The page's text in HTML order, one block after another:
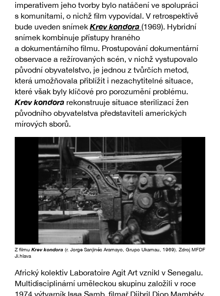
imperativem jeho tvorby bylo natáčení ve spolupráci
s komunitami, o nichž film vypovídal. V retrospektivě
bude uveden snímek Krev kondora (1969). Hybridní
snímek kombinuje přístupy hraného
a dokumentárního filmu. Prostupování dokumentární
observace a režírovaných scén, v nichž vystupovalo
původní obyvatelstvo, je jednou z tvůrčích metod,
která umožňovala přiblížit i nezachytitelné situace,
které však byly klíčové pro porozumění problému.
Krev kondora rekonstruuje situace sterilizací žen
původního obyvatelstva představiteli amerických
mírových sborů.
Z filmu Krev kondora (r. Jorge Sanjinés Aramayo, Grupo Ukamau, 1969). Zdroj MFDF
Ji.hlava
Africký kolektiv Laboratoire Agit Art vznikl v Senegalu.
Multidisciplinární uměleckou skupinu založili v roce
1974 výtvarník Issa Samb, filmař Djibril Diop Mambéty,